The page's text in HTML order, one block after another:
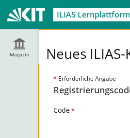
ILIAS Lernplattform
Magazin Neues
* Erforderliche Angabe
Code*